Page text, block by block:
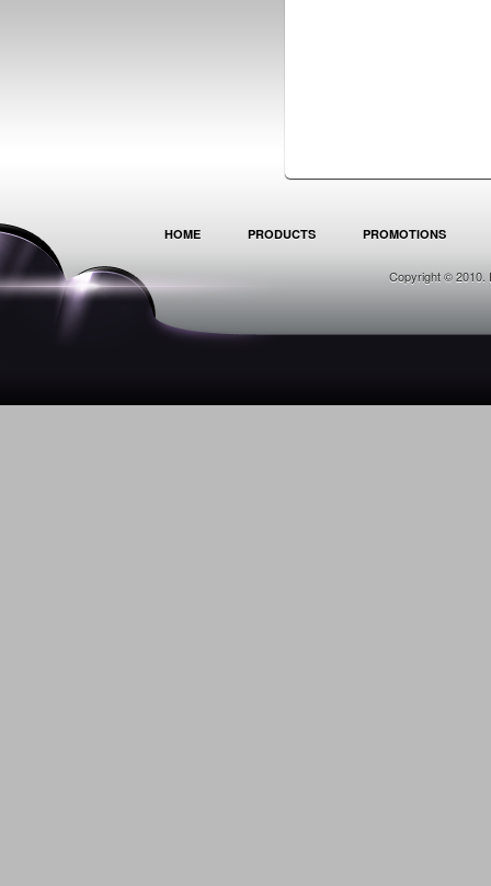
HOME PRODUCTS PROMOTIONS
Copyright © 2010.